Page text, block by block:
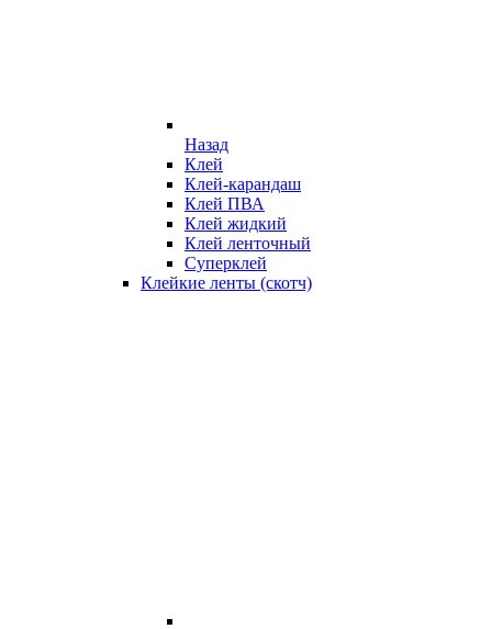
Назад
Клей
Клей-карандаш
Клей ПВА
Клей жидкий
Клей ленточный
Суперклей
Клейкие ленты (скотч)